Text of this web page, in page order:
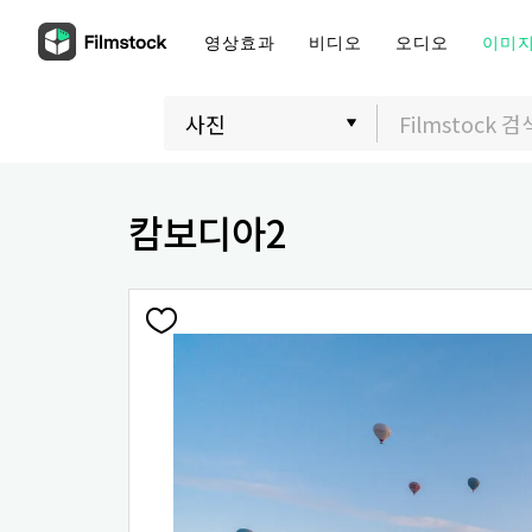
영상효과 비디오 오디오 이미
캄보디아2